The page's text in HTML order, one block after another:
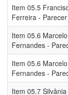
Item 05.5
Ferreira -
Item 05.6
Fernandes -
Item 05.6
Fernandes -
Item 05.7